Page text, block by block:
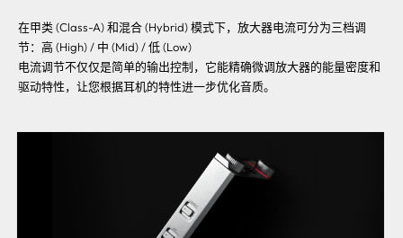
在甲类 (Class-A) 和混合 (Hybrid) 模式下，放大器电流可分为三档调
节：高 (High) / 中 (Mid) / 低 (Low)
电流调节不仅仅是简单的输出控制，它能精确微调放大器的能量密度和
驱动特性，让您根据耳机的特性进一步优化音质。